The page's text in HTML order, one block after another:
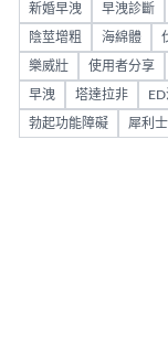
新婚早洩 早洩診斷
陰莖增粗 海綿體
樂威壯 使用者分享
早洩 塔達拉非
勃起功能障礙 犀利士